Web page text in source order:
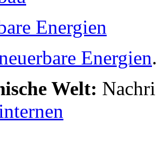
Energien
Energien
Welt: